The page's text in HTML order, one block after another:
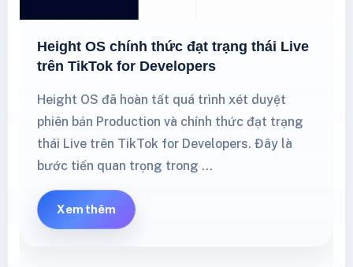
Height OS chính thức đạt trạng thái Live
trên TikTok for Developers
Height OS đã hoàn tất quá trình xét duyệt
phiên bản Production và chính thức đạt trạng
thái Live trên TikTok for Developers. Đây là
bước tiến quan trọng trong …
Xem thêm